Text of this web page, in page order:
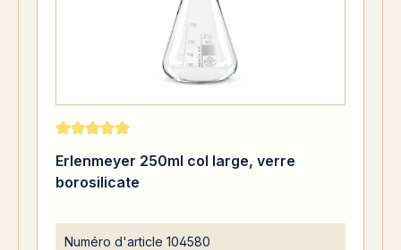
Erlenmeyer 250ml col large, verre
borosilicate
Numéro d'article 104580